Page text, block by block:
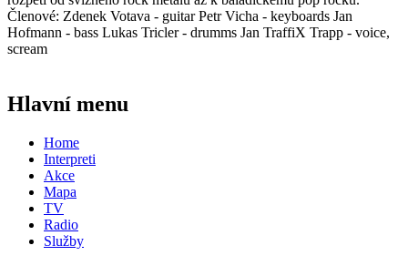
Členové: Zdenek Votava - guitar Petr Vicha - keyboards Jan
Hofmann - bass Lukas Tricler - drumms Jan TraffiX Trapp - voice,
scream
Hlavní menu
Home
Interpreti
Akce
Mapa
TV
Radio
Služby